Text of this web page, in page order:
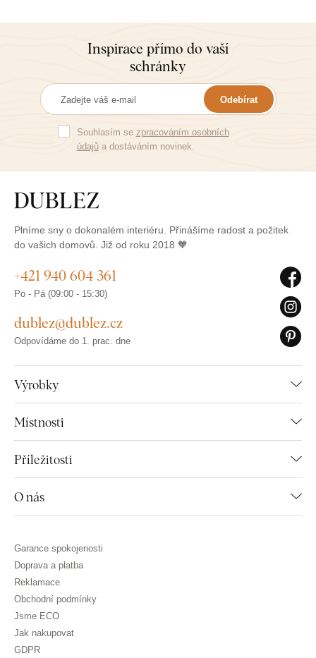
Inspirace přímo do vaší
schránky
Odebírat
Souhlasím se zpracováním osobních
údajůa dostáváním novinek.
Plníme sny o dokonalém interiéru. Přinášíme radost a požitek
do vašich domovů. Již od roku 2018 🧡
Výrobky
Místnosti
Příležitosti
O nás
+421 940 604 361
Po - Pá (09:00 - 15:30)
dublez@dublez.cz
Odpovídáme do 1. prac. dne
Garance spokojenosti
Doprava a platba
Reklamace
Obchodní podmínky
Jsme ECO
Jak nakupovat
GDPR